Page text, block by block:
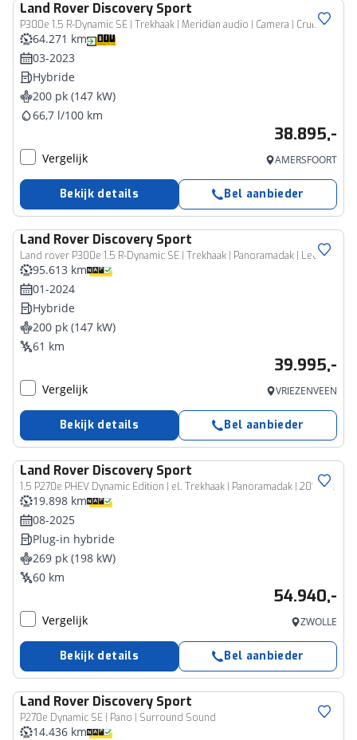
Land Rover Discovery Sport
P300e 1.5 R-Dynamic SE | Trekhaak | Meridian audio | Camera | Cruise adaptief | Leder | Elec.stoel geheugen | Dodehoek detectie | Voorstoelen verwarmd | Apple Carplay/Android Auto
64.271 km
03-2023
Hybride
200 pk (147 kW)
66,7 l/100 km
38.895,-
Vergelijk AMERSFOORT
Bekijk details Bel aanbieder
Land Rover Discovery Sport
Land rover P300e 1.5 R-Dynamic SE | Trekhaak | Panoramadak | Leder
95.613 km
01-2024
Hybride
200 pk (147 kW)
61 km
39.995,-
Vergelijk VRIEZENVEEN
Bekijk details Bel aanbieder
Land Rover Discovery Sport
1.5 P270e PHEV Dynamic Edition | el. Trekhaak | Panoramadak | 20" zwarte wielen | Surround Sound
19.898 km
08-2025
Plug-in hybride
269 pk (198 kW)
60 km
54.940,-
Vergelijk ZWOLLE
Bekijk details Bel aanbieder
Land Rover Discovery Sport
P270e Dynamic SE | Pano | Surround Sound
14.436 km